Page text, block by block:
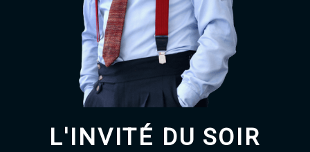
Tafraout 104.9
Casablanca 92.5 Hz
Rabat, Salé 106.9 Hz
Marrakech 90.5 Hz
Agadir 99.7 Hz
Tanger 103.3 Hz
Tétouan 87.8 Hz
Fès 98.8 Hz
Meknès 97.2 Hz
El Jadida 97.3
L'INVITÉ DU SOIR